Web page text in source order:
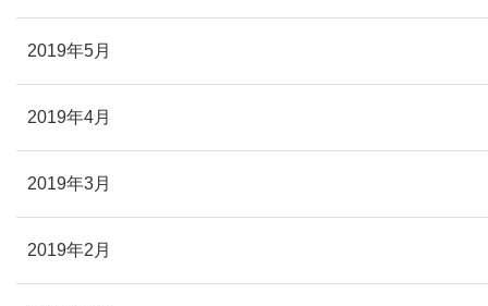
2019年5月
2019年4月
2019年3月
2019年2月